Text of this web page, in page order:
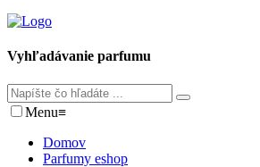
Vyhľadávanie parfumu
Menu≡
Domov
Parfumy eshop